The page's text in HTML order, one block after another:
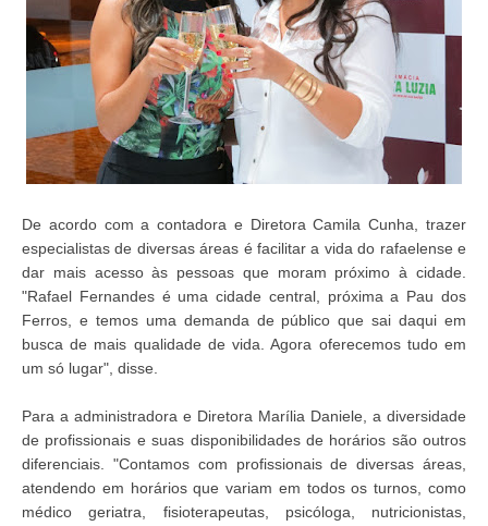
De acordo com a contadora e Diretora Camila Cunha, trazer
especialistas de diversas áreas é facilitar a vida do rafaelense e
dar mais acesso às pessoas que moram próximo à cidade.
"Rafael Fernandes é uma cidade central, próxima a Pau dos
Ferros, e temos uma demanda de público que sai daqui em
busca de mais qualidade de vida. Agora oferecemos tudo em
um só lugar", disse.
Para a administradora e Diretora Marília Daniele, a diversidade
de profissionais e suas disponibilidades de horários são outros
diferenciais. "Contamos com profissionais de diversas áreas,
atendendo em horários que variam em todos os turnos, como
médico geriatra, fisioterapeutas, psicóloga, nutricionistas,